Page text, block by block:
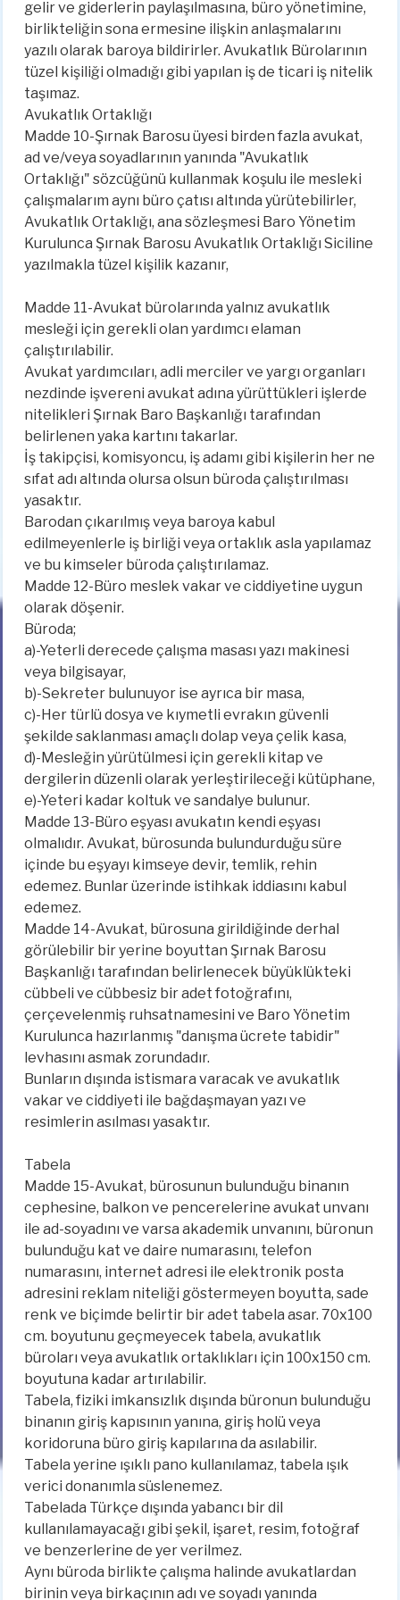
gelir ve giderlerin paylaşılmasına, büro yönetimine,
birlikteliğin sona ermesine ilişkin anlaşmalarını
yazılı olarak baroya bildirirler. Avukatlık Bürolarının
tüzel kişiliği olmadığı gibi yapılan iş de ticari iş nitelik
taşımaz.
Avukatlık Ortaklığı
Madde 10-Şırnak Barosu üyesi birden fazla avukat,
ad ve/veya soyadlarının yanında "Avukatlık
Ortaklığı" sözcüğünü kullanmak koşulu ile mesleki
çalışmalarım aynı büro çatısı altında yürütebilirler,
Avukatlık Ortaklığı, ana sözleşmesi Baro Yönetim
Kurulunca Şırnak Barosu Avukatlık Ortaklığı Siciline
yazılmakla tüzel kişilik kazanır,
Madde 11-Avukat bürolarında yalnız avukatlık
mesleği için gerekli olan yardımcı elaman
çalıştırılabilir.
Avukat yardımcıları, adli merciler ve yargı organları
nezdinde işvereni avukat adına yürüttükleri işlerde
nitelikleri Şırnak Baro Başkanlığı tarafından
belirlenen yaka kartını takarlar.
İş takipçisi, komisyoncu, iş adamı gibi kişilerin her ne
sıfat adı altında olursa olsun büroda çalıştırılması
yasaktır.
Barodan çıkarılmış veya baroya kabul
edilmeyenlerle iş birliği veya ortaklık asla yapılamaz
ve bu kimseler büroda çalıştırılamaz.
Madde 12-Büro meslek vakar ve ciddiyetine uygun
olarak döşenir.
Büroda;
a)-Yeterli derecede çalışma masası yazı makinesi
veya bilgisayar,
b)-Sekreter bulunuyor ise ayrıca bir masa,
c)-Her türlü dosya ve kıymetli evrakın güvenli
şekilde saklanması amaçlı dolap veya çelik kasa,
d)-Mesleğin yürütülmesi için gerekli kitap ve
dergilerin düzenli olarak yerleştirileceği kütüphane,
e)-Yeteri kadar koltuk ve sandalye bulunur.
Madde 13-Büro eşyası avukatın kendi eşyası
olmalıdır. Avukat, bürosunda bulundurduğu süre
içinde bu eşyayı kimseye devir, temlik, rehin
edemez. Bunlar üzerinde istihkak iddiasını kabul
edemez.
Madde 14-Avukat, bürosuna girildiğinde derhal
görülebilir bir yerine boyuttan Şırnak Barosu
Başkanlığı tarafından belirlenecek büyüklükteki
cübbeli ve cübbesiz bir adet fotoğrafını,
çerçevelenmiş ruhsatnamesini ve Baro Yönetim
Kurulunca hazırlanmış "danışma ücrete tabidir"
levhasını asmak zorundadır.
Bunların dışında istismara varacak ve avukatlık
vakar ve ciddiyeti ile bağdaşmayan yazı ve
resimlerin asılması yasaktır.
Tabela
Madde 15-Avukat, bürosunun bulunduğu binanın
cephesine, balkon ve pencerelerine avukat unvanı
ile ad-soyadını ve varsa akademik unvanını, büronun
bulunduğu kat ve daire numarasını, telefon
numarasını, internet adresi ile elektronik posta
adresini reklam niteliği göstermeyen boyutta, sade
renk ve biçimde belirtir bir adet tabela asar. 70x100
cm. boyutunu geçmeyecek tabela, avukatlık
büroları veya avukatlık ortaklıkları için 100x150 cm.
boyutuna kadar artırılabilir.
Tabela, fiziki imkansızlık dışında büronun bulunduğu
binanın giriş kapısının yanına, giriş holü veya
koridoruna büro giriş kapılarına da asılabilir.
Tabela yerine ışıklı pano kullanılamaz, tabela ışık
verici donanımla süslenemez.
Tabelada Türkçe dışında yabancı bir dil
kullanılamayacağı gibi şekil, işaret, resim, fotoğraf
ve benzerlerine de yer verilmez.
Aynı büroda birlikte çalışma halinde avukatlardan
birinin veya birkaçının adı ve soyadı yanında